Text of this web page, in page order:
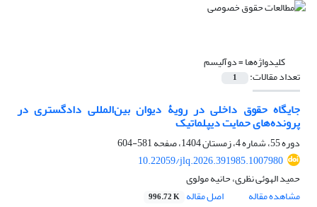
کلیدواژه‌ها =دوآلیسم
تعداد مقالات: 1
جایگاه حقوق داخلی در رویۀ دیوان بین‌المللی دادگستری در
پرونده‌های حمایت دیپلماتیک
دوره 55، شماره 4، زمستان 1404، صفحه
581-604
10.22059/jlq.2026.391985.1007980
حمید الهوئی نظری، حانیه مولوی
مشاهده مقاله
اصل مقاله 996.72 K